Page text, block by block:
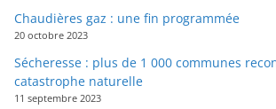
Chaudières gaz : une fin programmée
20 octobre 2023
Sécheresse : plus de 1 000 communes
catastrophe naturelle
11 septembre 2023